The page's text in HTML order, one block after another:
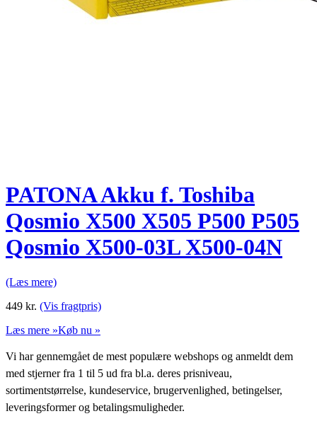
PATONA Akku f. Toshiba
Qosmio X500 X505 P500 P505
Qosmio X500-03L X500-04N
(Læs mere)
449 kr. (Vis fragtpris)
Læs mere »Køb nu »
Vi har gennemgået de mest populære webshops og anmeldt dem
med stjerner fra 1 til 5 ud fra bl.a. deres prisniveau,
sortimentstørrelse, kundeservice, brugervenlighed, betingelser,
leveringsformer og betalingsmuligheder.